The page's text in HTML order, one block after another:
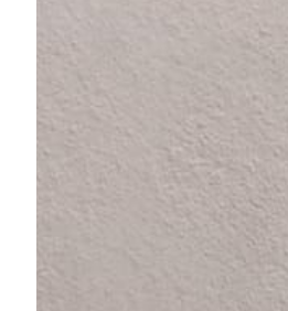
Zusammenarbeit